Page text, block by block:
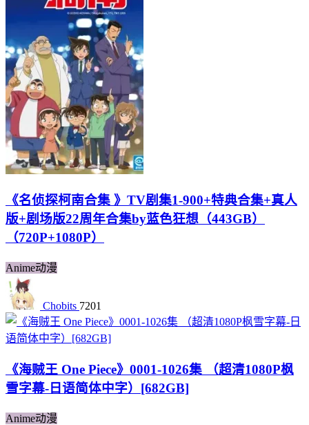
《名侦探柯南合集 》TV剧集1-900+特典合集+真人
版+剧场版22周年合集by蓝色狂想（443GB）
（720P+1080P）
Anime动漫
Chobits 7201
《海贼王 One Piece》0001-1026集 （超清1080P枫
雪字幕-日语简体中字）[682GB]
Anime动漫